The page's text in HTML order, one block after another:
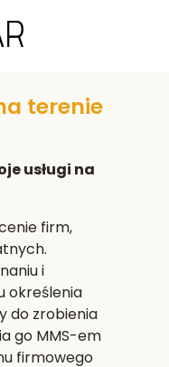
terenie
usługi na
firm,
i
określenia
do zrobienia
go MMS-em
firmowego